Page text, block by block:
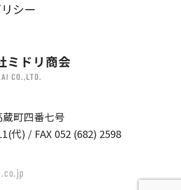
町四番七号
代) / FAX 052 (682) 2598
シー